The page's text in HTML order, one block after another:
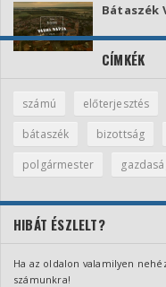
Bátaszék
CÍMKÉK
számú előterjesztés
bátaszék
bizottság
polgármester
HIBÁT ÉSZLELT?
Ha az oldalon valamilyen
számunkra!